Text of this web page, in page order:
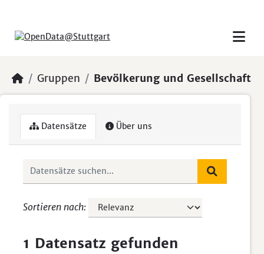
Gruppen Bevölkerung und Gesellschaft
Datensätze Über uns
Sortieren nach
1 Datensatz gefunden